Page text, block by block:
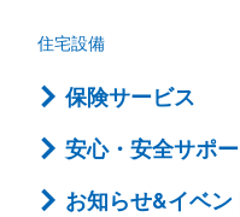
住宅設備
保険サービス
安心・安全サポ
お知らせ&イベン